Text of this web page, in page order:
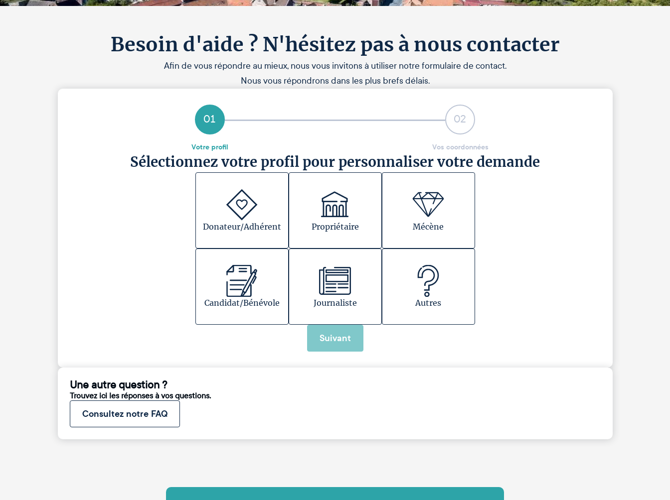
Besoin d'aide ? N'hésitez pas à nous contacter
Afin de vous répondre au mieux, nous vous invitons à utiliser notre formulaire de contact.
Nous vous répondrons dans les plus brefs délais.
01
Votre profil
02
Vos coordonnées
Sélectionnez votre profil pour personnaliser votre demande
Donateur/Adhérent Propriétaire Mécène
Candidat/Bénévole Journaliste Autres
Suivant
Une autre question ?
Trouvez ici les réponses à vos questions.
Consultez notre FAQ